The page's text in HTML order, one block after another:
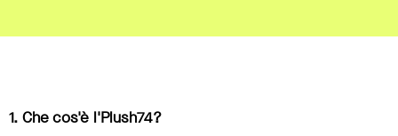
1. Che cos'è l'Plush74?